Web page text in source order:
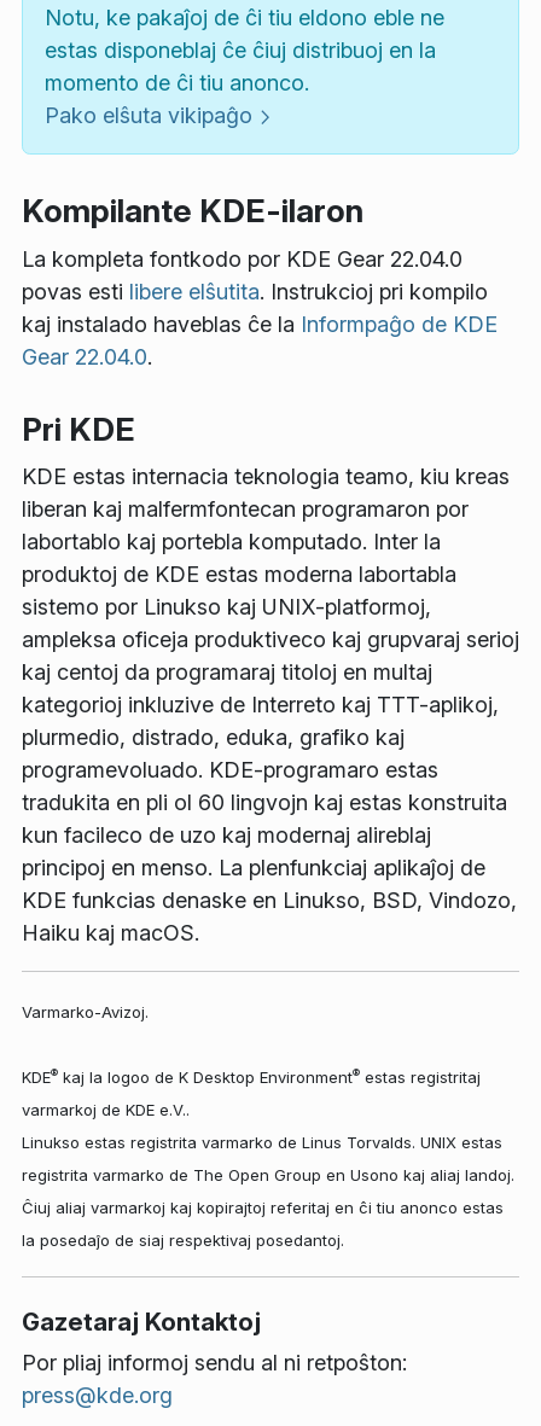
Notu, ke pakaĵoj de ĉi tiu eldono eble ne
estas disponeblaj ĉe ĉiuj distribuoj en la
momento de ĉi tiu anonco.
Pako elŝuta vikipaĝo
Kompilante KDE-ilaron
La kompleta fontkodo por KDE Gear 22.04.0
povas esti libere elŝutita. Instrukcioj pri kompilo
kaj instalado haveblas ĉe la Informpaĝo de KDE
Gear 22.04.0.
Pri KDE
KDE estas internacia teknologia teamo, kiu kreas
liberan kaj malfermfontecan programaron por
labortablo kaj portebla komputado. Inter la
produktoj de KDE estas moderna labortabla
sistemo por Linukso kaj UNIX-platformoj,
ampleksa oficeja produktiveco kaj grupvaraj serioj
kaj centoj da programaraj titoloj en multaj
kategorioj inkluzive de Interreto kaj TTT-aplikoj,
plurmedio, distrado, eduka, grafiko kaj
programevoluado. KDE-programaro estas
tradukita en pli ol 60 lingvojn kaj estas konstruita
kun facileco de uzo kaj modernaj alireblaj
principoj en menso. La plenfunkciaj aplikaĵoj de
KDE funkcias denaske en Linukso, BSD, Vindozo,
Haiku kaj macOS.
Varmarko-Avizoj.
KDE® kaj la logoo de K Desktop Environment® estas registritaj
varmarkoj de KDE e.V..
Linukso estas registrita varmarko de Linus Torvalds. UNIX estas
registrita varmarko de The Open Group en Usono kaj aliaj landoj.
Ĉiuj aliaj varmarkoj kaj kopirajtoj referitaj en ĉi tiu anonco estas
la posedaĵo de siaj respektivaj posedantoj.
Gazetaraj Kontaktoj
Por pliaj informoj sendu al ni retpoŝton:
press@kde.org